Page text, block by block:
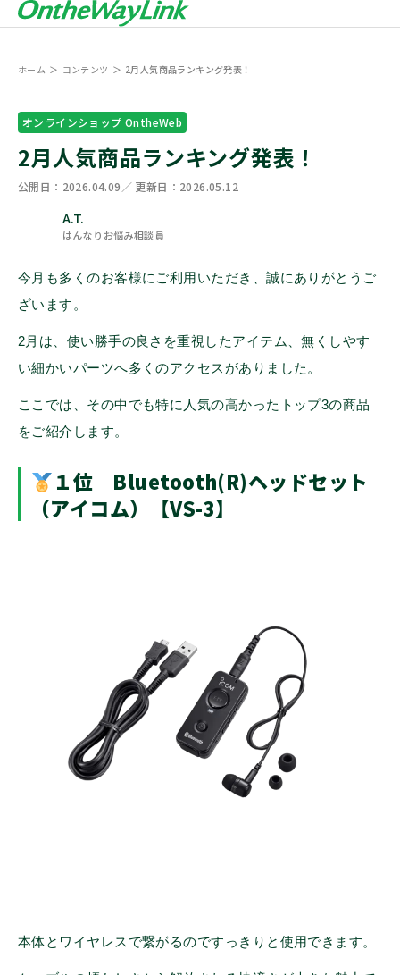
ホーム コンテンツ 2月人気商品ランキング発表！
オンラインショップ OntheWeb
2月人気商品ランキング発表！
公開日： 2026.04.09 ／ 更新日： 2026.05.12
A.T.
はんなりお悩み相談員
今月も多くのお客様にご利用いただき、誠にありがとうご
ざいます。
2月は、使い勝手の良さを重視したアイテム、無くしやす
い細かいパーツへ多くのアクセスがありました。
ここでは、その中でも特に人気の高かったトップ3の商品
をご紹介します。
１位 Bluetooth(R)ヘッドセット
（アイコム）【VS-3】
本体とワイヤレスで繋がるのですっきりと使用できます。